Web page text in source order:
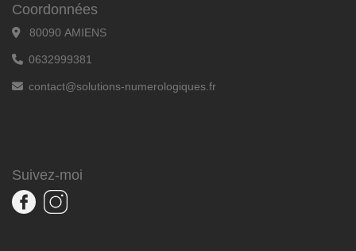
Coordonnées
80090 AMIENS
0632999381
contact@solutions-numerologiques.fr
Suivez-moi